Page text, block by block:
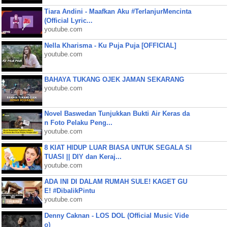
Tiara Andini - Maafkan Aku #TerlanjurMencinta
(Official Lyric...
youtube.com
Nella Kharisma - Ku Puja Puja [OFFICIAL]
youtube.com
BAHAYA TUKANG OJEK JAMAN SEKARANG
youtube.com
Novel Baswedan Tunjukkan Bukti Air Keras da
n Foto Pelaku Peng...
youtube.com
8 KIAT HIDUP LUAR BIASA UNTUK SEGALA SI
TUASI || DIY dan Keraj...
youtube.com
ADA INI DI DALAM RUMAH SULE! KAGET GU
E! #DibalikPintu
youtube.com
Denny Caknan - LOS DOL (Official Music Vide
o)